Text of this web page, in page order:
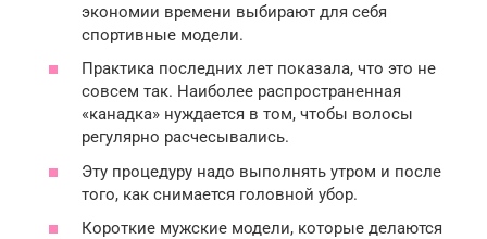
экономии времени выбирают для себя
спортивные модели.
Практика последних лет показала, что это не
совсем так. Наиболее распространенная
«канадка» нуждается в том, чтобы волосы
регулярно расчесывались.
Эту процедуру надо выполнять утром и после
того, как снимается головной убор.
Короткие мужские модели, которые делаются